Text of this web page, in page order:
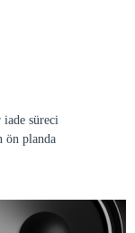
süreci
ön planda